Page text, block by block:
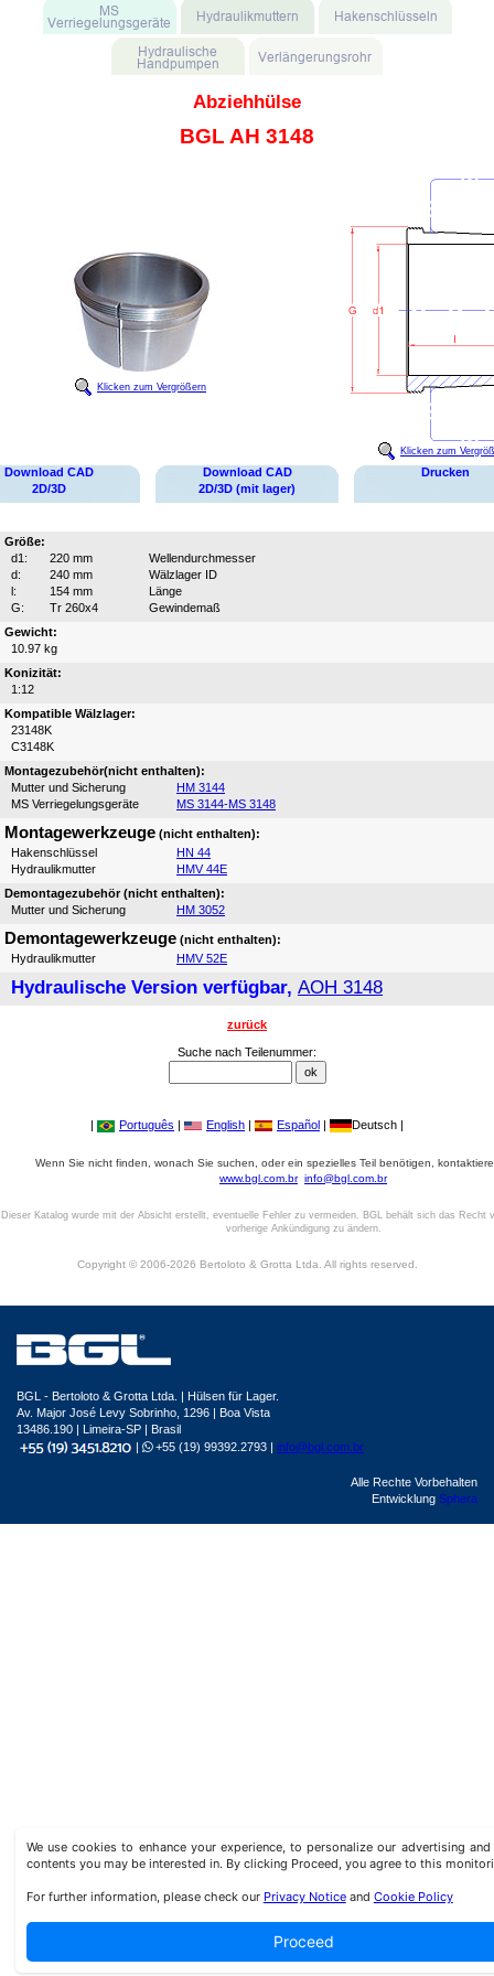
Abziehhülse
BGL AH 3148
Klicken zum Vergrößern
Klicken zum
Download CAD
2D/3D
Download CAD
2D/3D (mit lager)
Drucken
Größe:
d1:
220 mm
Wellendurchmesser
d:
240 mm
Wälzlager ID
l:
154 mm
Länge
G:
Tr 260x4
Gewindemaß
Gewicht:
10.97 kg
Konizität:
1:12
Kompatible Wälzlager:
23148K
C3148K
Montagezubehör(nicht enthalten):
Mutter und Sicherung
HM 3144
MS Verriegelungsgeräte
MS 3144-MS 3148
Montagewerkzeuge (nicht enthalten):
Hakenschlüssel
HN 44
Hydraulikmutter
HMV 44E
Demontagezubehör (nicht enthalten):
Mutter und Sicherung
HM 3052
Demontagewerkzeuge (nicht enthalten):
Hydraulikmutter
HMV 52E
Hydraulische Version verfügbar, AOH 3148
zurück
Suche nach Teilenummer:
| Português | English | Español | Deutsch |
Wenn Sie nicht finden, wonach Sie suchen, oder ein spezielles Teil benötigen,
www.bgl.com.br info@bgl.com.br
Dieser Katalog wurde mit der Absicht erstellt, eventuelle Fehler zu vermeiden. BGL behält sich das Recht
vorherige Ankündigung zu ändern.
Copyright © 2006-2026 Bertoloto & Grotta Ltda. All rights reserved.
We use cookies to enhance your experience, to personalize our advertising
contents you may be interested in. By clicking Proceed, you agree to this
For further information, please check our Privacy Noticeand Cookie Policy
Proceed
BGL - Bertoloto & Grotta Ltda. | Hülsen für Lager.
Av. Major José Levy Sobrinho, 1296 | Boa Vista
13486.190 | Limeira-SP | Brasil
|
+55 (19) 99392.2793 | info@bgl.com.br
Alle Rechte Vorbehalten
Entwicklung Sphera